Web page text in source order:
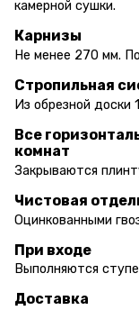
камерной сушки.
Карнизы
Не менее 270 мм.
Стропильная
Из обрезной
Все
комнат
Закрываются
Чистовая
Оцинкованными
При входе
Выполняются
Доставка